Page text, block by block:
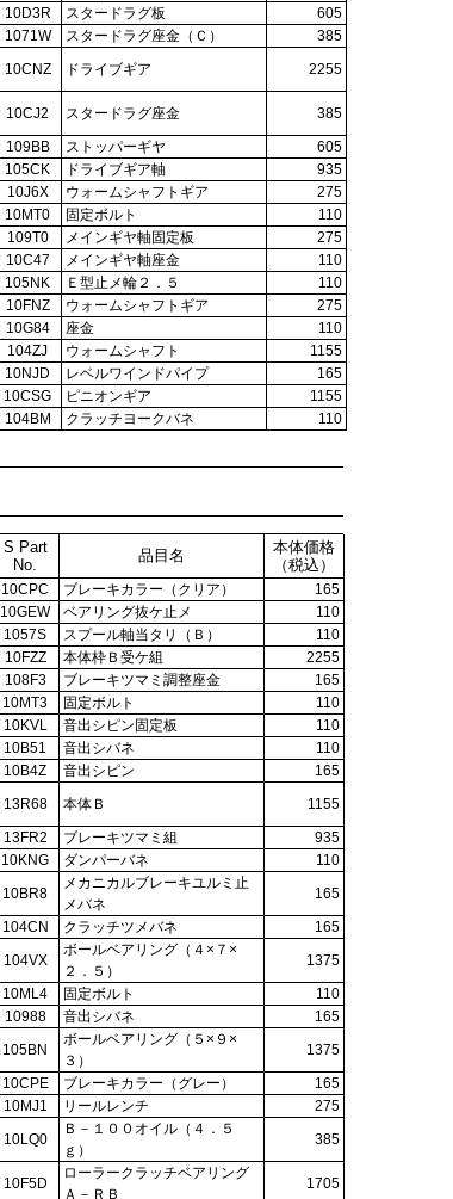
10D3R スタードラグ板
605
1071W スタードラグ座金（Ｃ）
385
10CNZ ドライブギア 2255
10CJ2 スタードラグ座金
385
109BB ストッパーギヤ
605
105CK ドライブギア軸
935
10J6X ウォームシャフトギア
275
10MT0 固定ボルト
110
109T0 メインギヤ軸固定板
275
10C47 メインギヤ軸座金
110
105NK Ｅ型止メ輪２．５
110
10FNZ ウォームシャフトギア
275
10G84 座金
110
104ZJ ウォームシャフト
1155
10NJD レベルワインドパイプ
165
10CSG ピニオンギア
1155
104BM クラッチヨークバネ 110
S Part
No.
品目名
本体価格
（税込）
10CPC ブレーキカラー（クリア）
165
10GEW ベアリング抜ケ止メ
110
1057S スプール軸当タリ（Ｂ）
110
10FZZ 本体枠Ｂ受ケ組
2255
108F3 ブレーキツマミ調整座金
165
10MT3 固定ボルト
110
10KVL 音出シピン固定板
110
10B51 音出シバネ
110
10B4Z 音出シピン
165
13R68 本体Ｂ
1155
13FR2 ブレーキツマミ組
935
10KNG ダンパーバネ
110
10BR8
メカニカルブレーキユルミ止
メバネ
165
104CN クラッチツメバネ
165
104VX
ボールベアリング（４×７×
２．５）
1375
10ML4 固定ボルト
110
10988 音出シバネ
165
105BN
ボールベアリング（５×９×
３）
1375
10CPE ブレーキカラー（グレー）
165
10MJ1 リールレンチ
275
10LQ0
Ｂ－１００オイル（４．５
ｇ）
385
10F5D
ローラークラッチベアリング
Ａ－ＲＢ
1705